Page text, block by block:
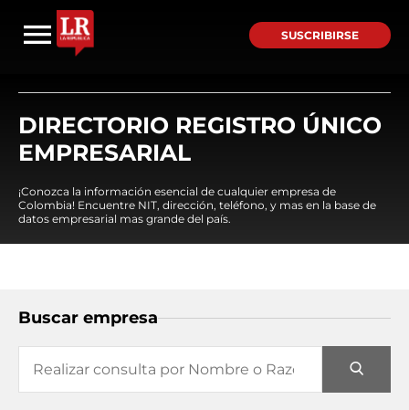
SUSCRIBIRSE
DIRECTORIO REGISTRO ÚNICO
EMPRESARIAL
¡Conozca la información esencial de cualquier empresa de
Colombia! Encuentre NIT, dirección, teléfono, y mas en la base de
datos empresarial mas grande del país.
Buscar empresa